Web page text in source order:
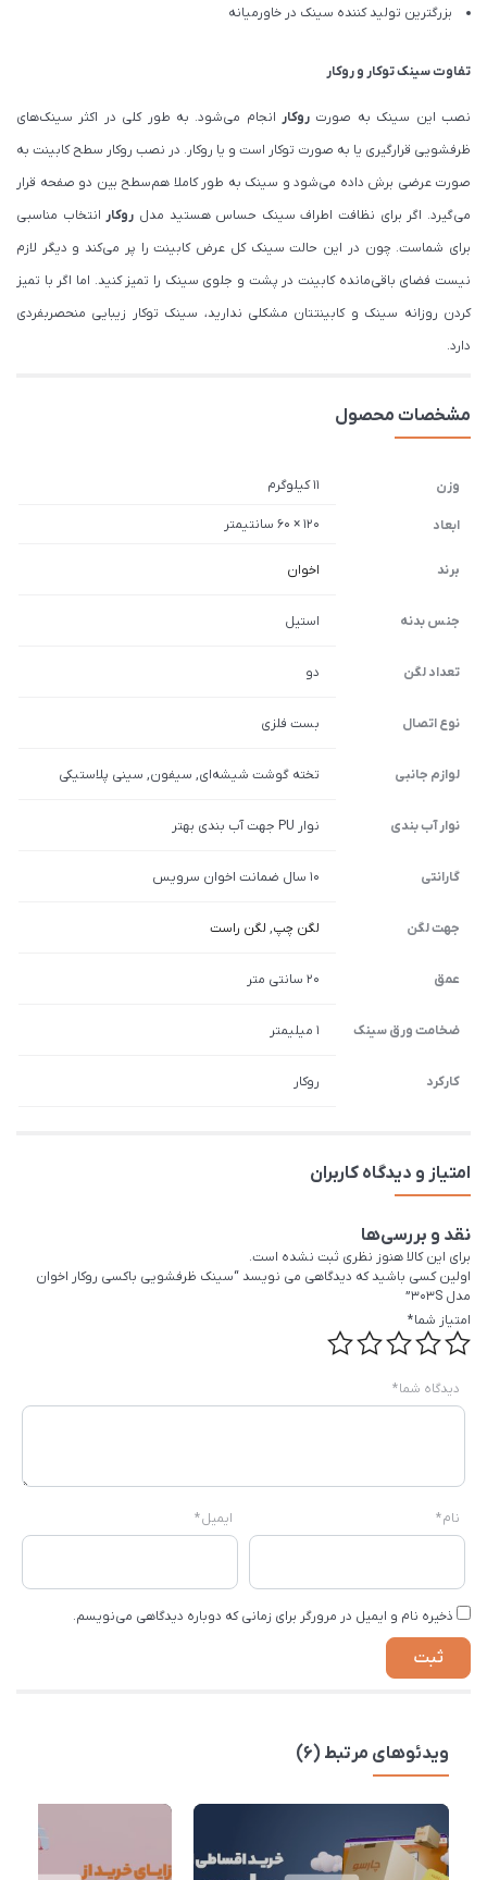
بزرگترین تولید کننده سینک در خاورمیانه
تفاوت سینکتوکاروروکار
نصب این سینک به صورت روکارانجام می‌شود. به طور کلی در اکثر سینک‌های
ظرفشویی قرارگیری یا به صورت توکار است و یا روکار. در نصب روکار سطح کابینت به
صورت عرضی برش داده می‌شود و سینک به طور کاملا هم‌سطح بین دو صفحه قرار
می‌گیرد. اگر برای نظافت اطراف سینک حساس هستید مدل روکارانتخاب مناسبی
برای شماست. چون در این حالت سینک کل عرض کابینت را پر می‌کند و دیگر لازم
نیست فضای باقی‌مانده کابینت در پشت و جلوی سینک را تمیز کنید. اما اگر با تمیز
کردن روزانه سینک و کابینتتان مشکلی ندارید، سینک توکار زیبایی منحصربفردی
دارد.
مشخصات محصول
وزن 11 کیلوگرم
ابعاد 120 × 60 سانتیمتر
برند اخوان
جنس بدنه استیل
تعداد لگن دو
نوع اتصال بست فلزی
لوازم جانبی تخته گوشت شیشه‌ای, سیفون, سینی پلاستیکی
نوار آب بندی نوار PU جهت آب بندی بهتر
گارانتی 10 سال ضمانت اخوان سرویس
جهت لگن لگن چپ, لگن راست
عمق 20 سانتی متر
ضخامت ورق سینک 1 میلیمتر
کارکرد روکار
امتیاز و دیدگاه کاربران
نقد و بررسی‌ها
برای این کالا هنوز نظری ثبت نشده است.
اولین کسی باشید که دیدگاهی می نویسد “سینک ظرفشویی باکسی روکار اخوان
مدل 303S”
امتیاز شما*
دیدگاه شما*
نام* ایمیل*
ذخیره نام و ایمیل در مرورگر برای زمانی که دوباره دیدگاهی می‌نویسم.
ویدئوهای مرتبط (6)